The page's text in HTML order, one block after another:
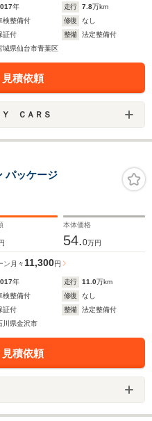
年 走行 7.8万km
検整備付 修復
なし
証付 整備
法定整備付
城県仙台市青葉区
積依頼
Ｙ ＣＡＲＳ
パッケージ
本体価格
54.0万円
ン 月々11,300円
年 走行 11.0万km
検整備付 修復
なし
証付 整備
法定整備付
川県金沢市
積依頼